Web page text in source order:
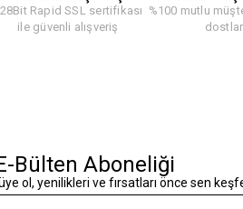
Rapid SSL sertifikası
ile güvenli alışveriş
%100 mutlu
dostlar
Bülten Aboneliği
ol, yenilikleri ve fırsatları önce sen